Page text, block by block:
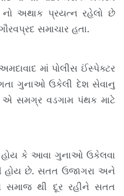
અથાક પ્રયત્ન રહેલો છે
સમાચાર હતા.
માં પોલીસ ઈંસ્પેક્ટર
ગુનાઓ ઉકેલી દેશ સેવાનુ
એ સમગ્ર વડગામ પંથક માટે
કે આવા ગુનાઓ ઉકેલવા
હોય છે. સતત ઉજાગરા અને
સમાજ થી દૂર રહીને સતત